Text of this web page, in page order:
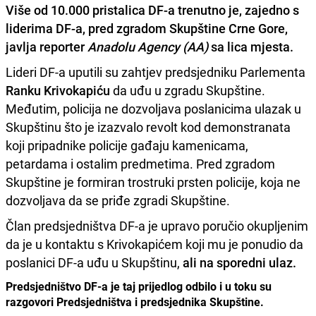
Više od 10.000 pristalica DF-a trenutno je, zajedno s
liderima DF-a, pred zgradom Skupštine Crne Gore,
javlja reporter Anadolu Agency (AA)sa lica mjesta.
Lideri DF-a uputili su zahtjev predsjedniku Parlementa
Ranku Krivokapiću da uđu u zgradu Skupštine.
Međutim, policija ne dozvoljava poslanicima ulazak u
Skupštinu što je izazvalo revolt kod demonstranata
koji pripadnike policije gađaju kamenicama,
petardama i ostalim predmetima. Pred zgradom
Skupštine je formiran trostruki prsten policije, koja ne
dozvoljava da se priđe zgradi Skupštine.
Član predsjedništva DF-a je upravo poručio okupljenim
da je u kontaktu s Krivokapićem koji mu je ponudio da
poslanici DF-a uđu u Skupštinu, ali na sporedni ulaz.
Predsjedništvo DF-a je taj prijedlog odbilo i u toku su
razgovori Predsjedništva i predsjednika Skupštine.